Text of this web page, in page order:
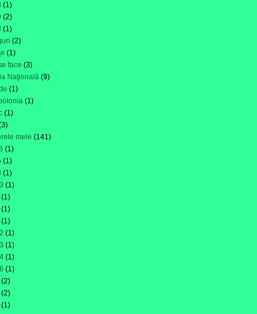
(1)
(2)
(1)
(2)
(1)
face (3)
Naţională (9)
(1)
(1)
(1)
mele (141)
(1)
(1)
(1)
(1)
(1)
(1)
(1)
(1)
(1)
(1)
(1)
(2)
(2)
(1)